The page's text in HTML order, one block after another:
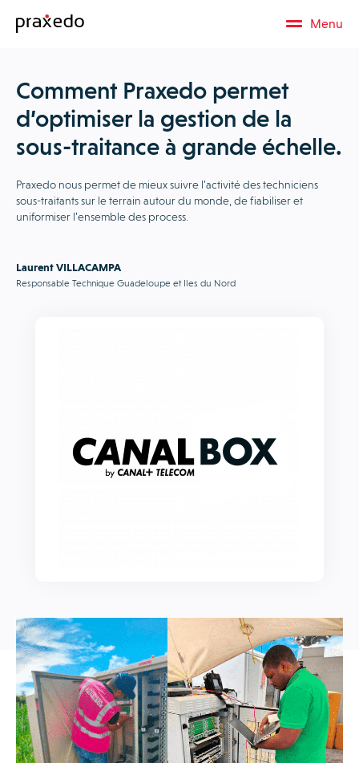
Menu
Comment Praxedo permet
d’optimiser la gestion de la
sous-traitance à grande échelle.
Praxedo nous permet de mieux suivre l’activité des techniciens
sous-traitants sur le terrain autour du monde, de fiabiliser et
uniformiser l’ensemble des process.
Laurent VILLACAMPA
Responsable Technique Guadeloupe et Iles du Nord